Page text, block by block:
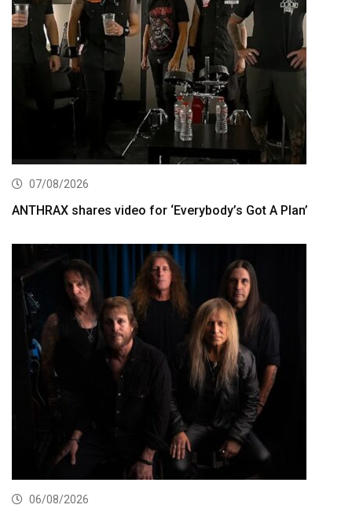
07/08/2026
ANTHRAX shares video for ‘Everybody’s Got A Plan’
06/08/2026